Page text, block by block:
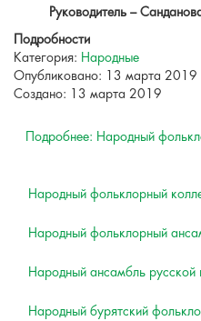
Руководитель –
Подробности
Категория: Народные
Опубликовано: 13 марта 2019
Создано: 13 марта 2019
Подробнее: Народный
Народный фольклорный
Народный фольклорный
Народный ансамбль русской
Народный бурятский